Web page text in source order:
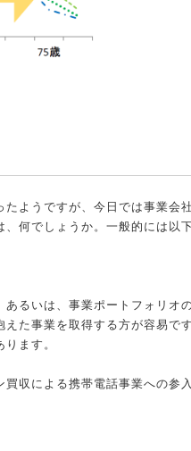
ようですが、今日では事業会
何でしょうか。一般的には以
るいは、事業ポートフォリオ
た事業を取得する方が容易で
ます。
収による携帯電話事業への参入